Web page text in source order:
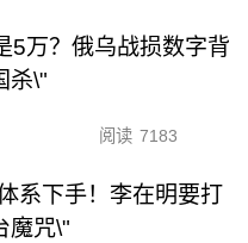
5万？俄乌战损数字背
杀\"
阅读 7183
系下手！李在明要打
魔咒\"